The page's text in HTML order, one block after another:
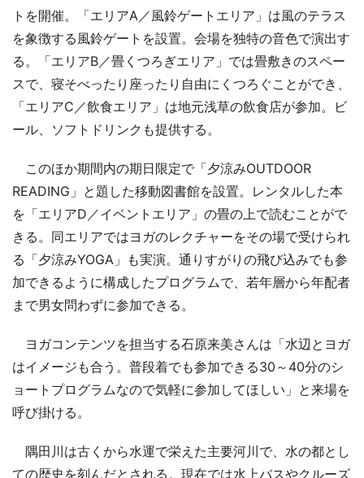
トを開催。「エリアA／風鈴ゲートエリア」は風のテラス
を象徴する風鈴ゲートを設置。会場を独特の音色で演出す
る。「エリアB／畳くつろぎエリア」では畳敷きのスペー
スで、寝そべったり座ったり自由にくつろぐことができ、
「エリアC／飲食エリア」は地元浅草の飲食店が参加。ビ
ール、ソフトドリンクも提供する。
このほか期間内の期日限定で「夕涼みOUTDOOR
READING」と題した移動図書館を設置。レンタルした本
を「エリアD／イベントエリア」の畳の上で読むことがで
きる。同エリアではヨガのレクチャーをその場で受けられ
る「夕涼みYOGA」も実演。通りすがりの飛び込みでも参
加できるように構成したプログラムで、若年層から年配者
まで男女問わずに参加できる。
ヨガコンテンツを担当する石原来美さんは「水辺とヨガ
はイメージも合う。普段着でも参加できる30～40分のシ
ョートプログラムなので気軽に参加してほしい」と来場を
呼び掛ける。
隅田川は古くから水運で栄えた主要河川で、水の都とし
ての歴史を刻んだとされる。現在では水上バスやクルーズ